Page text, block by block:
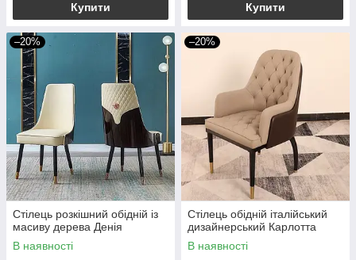
Купити Купити
–20%
Стілець розкішний обідній із
масиву дерева Денія
В наявності
–20%
Стілець обідній італійський
дизайнерський Карлотта
В наявності